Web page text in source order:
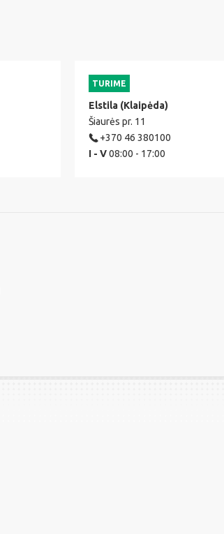
TURIME
Elstila (Klaipėda)
Šiaurės pr. 11
+370 46 380100
I - V08:00 - 17:00